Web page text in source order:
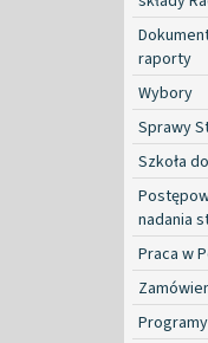
raporty
Wybory
Sprawy
Szkoła
nadania
Praca w